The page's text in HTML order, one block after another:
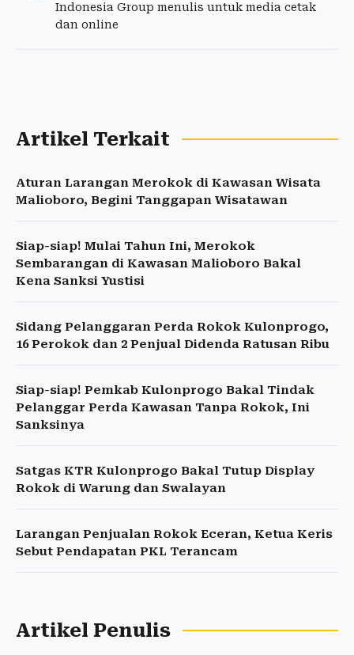
Indonesia Group menulis untuk media cetak
dan online
Artikel Terkait
Aturan Larangan Merokok di Kawasan Wisata
Malioboro, Begini Tanggapan Wisatawan
Siap-siap! Mulai Tahun Ini, Merokok
Sembarangan di Kawasan Malioboro Bakal
Kena Sanksi Yustisi
Sidang Pelanggaran Perda Rokok Kulonprogo,
16 Perokok dan 2 Penjual Didenda Ratusan Ribu
Siap-siap! Pemkab Kulonprogo Bakal Tindak
Pelanggar Perda Kawasan Tanpa Rokok, Ini
Sanksinya
Satgas KTR Kulonprogo Bakal Tutup Display
Rokok di Warung dan Swalayan
Larangan Penjualan Rokok Eceran, Ketua Keris
Sebut Pendapatan PKL Terancam
Artikel Penulis